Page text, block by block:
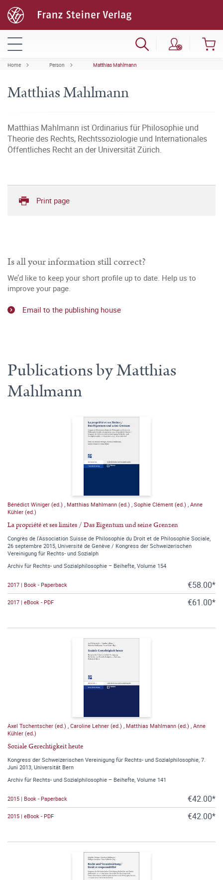
Home Person Matthias Mahlmann
Matthias Mahlmann
Matthias Mahlmann ist Ordinarius für Philosophie und
Theorie des Rechts, Rechtssoziologie und Internationales
Öffentliches Recht an der Universität Zürich.
Print page
Is all your information still correct?
We’d like to keep your short profile up to date. Help us to
improve your page.
Email to the publishing house
Publications by Matthias
Mahlmann
Bénédict Winiger (ed.) Matthias Mahlmann (ed.) Sophie Clément (ed.) Anne
Kühler (ed.)
La propriété et ses limites / Das Eigentum und seine Grenzen
Congrès de l'Association Suisse de Philosophie du Droit et de Philosophie Sociale,
26 septembre 2015, Université de Genève / Kongress der Schweizerischen
Vereinigung für Rechts- und Sozialph
Archiv für Rechts- und Sozialphilosophie – Beihefte, Volume 154
2017 | Book - Paperback €58.00*
2017 | eBook - PDF €61.00*
Axel Tschentscher (ed.) Caroline Lehner (ed.) Matthias Mahlmann (ed.) Anne
Kühler (ed.)
Soziale Gerechtigkeit heute
Kongress der Schweizerischen Vereinigung für Rechts- und Sozialphilosophie, 7.
Juni 2013, Universität Bern
Archiv für Rechts- und Sozialphilosophie – Beihefte, Volume 141
2015 | Book - Paperback €42.00*
2015 | eBook - PDF €42.00*